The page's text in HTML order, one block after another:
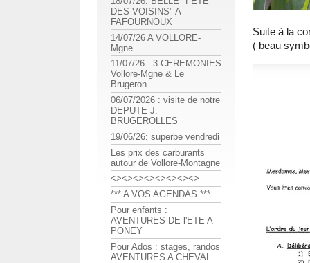
Suite à la
( beau
DES VOISINS" A
FAFOURNOUX
14/07/26 A VOLLORE-
Mgne
11/07/26 : 3 CEREMONIES
Vollore-Mgne & Le
Brugeron
06/07/2026 : visite de notre
DEPUTE J.
BRUGEROLLES
19/06/26: superbe vendredi
Les prix des carburants
autour de Vollore-Montagne
<><><><><><><><>
*** A VOS AGENDAS ***
Pour enfants :
AVENTURES DE l'ETE A
PONEY
Pour Ados : stages, randos
AVENTURES A CHEVAL